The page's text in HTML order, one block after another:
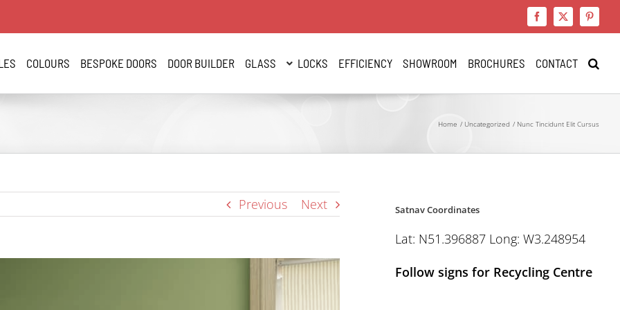
Facebook
X
COLOURS BESPOKE DOORS DOOR BUILDER GLASS LOCKS EFFICIENCY SHOWROOM BROCHURES CONTACT
Home Uncategorized Nunc Tincidunt Elit Cursus
Previous Next Satnav Coordinates
Lat: N51.396887 Long: W3.248954
Follow signs for Recycling Centre